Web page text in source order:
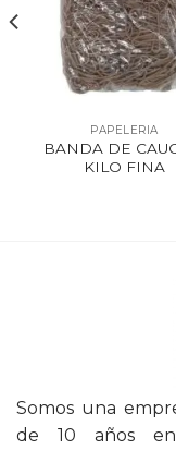
PAPELERIA
BANDA DE
KILO FINA
Somos una
de 10 años en